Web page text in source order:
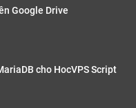
Google Drive
cho HocVPS Script